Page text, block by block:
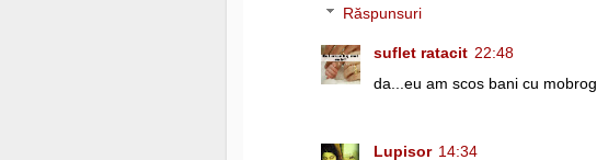
Răspunsuri
suflet ratacit 22:48
da...eu am scos bani cu mobrog
Lupisor 14:34